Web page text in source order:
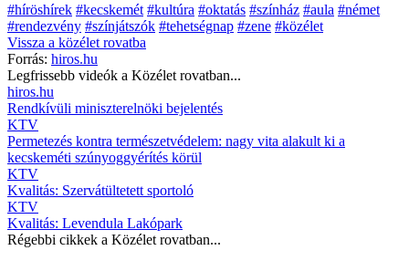
#híröshírek #kecskemét #kultúra #oktatás #színház #aula #német
#rendezvény #színjátszók #tehetségnap #zene #közélet
Vissza a közélet rovatba
Forrás: hiros.hu
Legfrissebb videók a Közélet rovatban...
hiros.hu
Rendkívüli miniszterelnöki bejelentés
KTV
Permetezés kontra természetvédelem: nagy vita alakult ki a
kecskeméti szúnyoggyérítés körül
KTV
Kvalitás: Szervátültetett sportoló
KTV
Kvalitás: Levendula Lakópark
Régebbi cikkek a Közélet rovatban...